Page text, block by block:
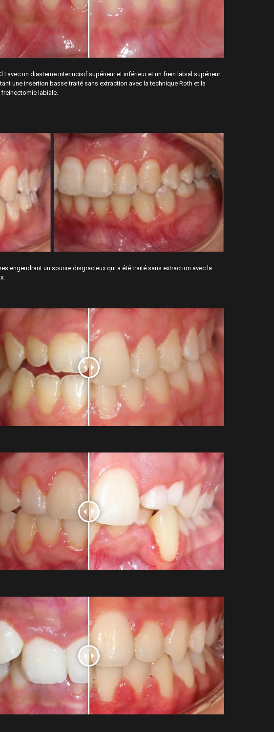
I avec un diasteme interincisif supérieur et inférieur et un frein labial supérieur
une insertion basse traité sans extraction avec la technique Roth et la
freinectomie labiale.
engendrant un sourire disgracieux qui a été traité sans extraction avec la